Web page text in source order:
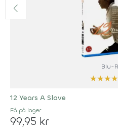
Blu-
★★★★
12 Years A Slave
Få på lager
99,95 kr